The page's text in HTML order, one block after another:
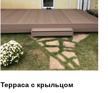
Терраса с крыльцом